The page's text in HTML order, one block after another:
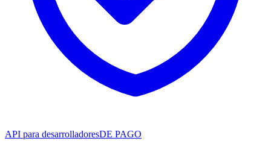
API para desarrolladoresDE PAGO